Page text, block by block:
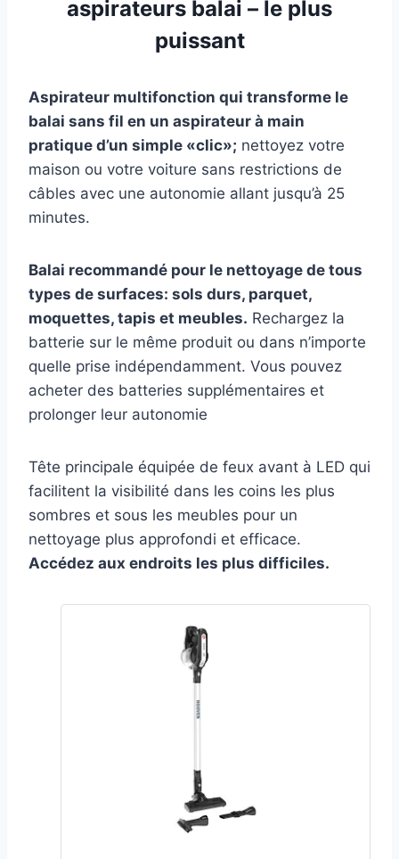
aspirateurs balai – le plus
puissant
Aspirateur multifonction qui transforme le
balai sans fil en un aspirateur à main
pratique d’un simple «clic»; nettoyez votre
maison ou votre voiture sans restrictions de
câbles avec une autonomie allant jusqu’à 25
minutes.
Balai recommandé pour le nettoyage de tous
types de surfaces: sols durs, parquet,
moquettes, tapis et meubles. Rechargez la
batterie sur le même produit ou dans n’importe
quelle prise indépendamment. Vous pouvez
acheter des batteries supplémentaires et
prolonger leur autonomie
Tête principale équipée de feux avant à LED qui
facilitent la visibilité dans les coins les plus
sombres et sous les meubles pour un
nettoyage plus approfondi et efficace.
Accédez aux endroits les plus difficiles.